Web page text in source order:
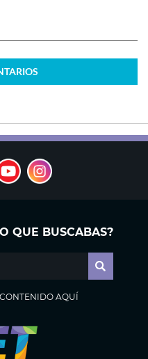
QUE BUSCABAS?
AQUÍ